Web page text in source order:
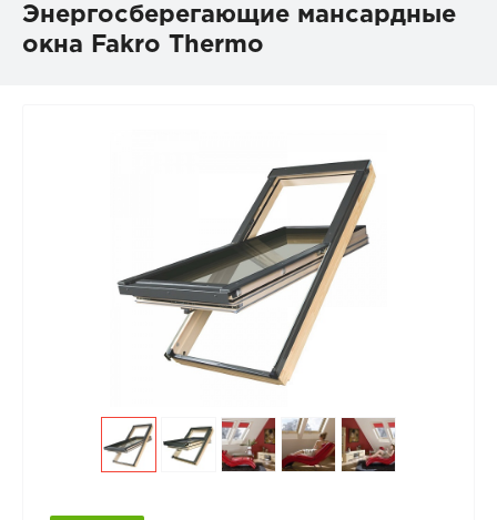
Энергосберегающие мансардные
окна Fakro Thermo